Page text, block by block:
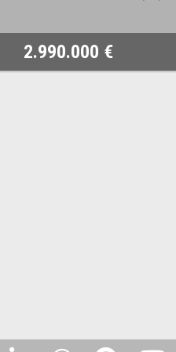
2.990.000 €